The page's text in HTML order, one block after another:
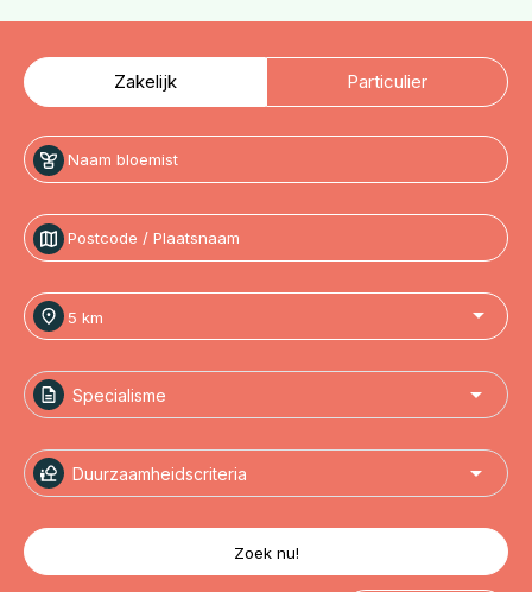
Zakelijk Particulier
Specialisme
Duurzaamheidscriteria